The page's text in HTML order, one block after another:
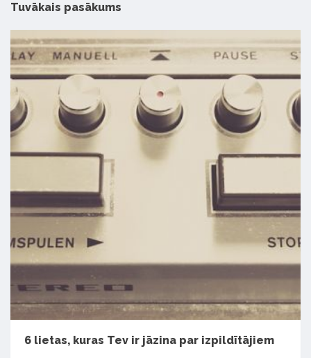
Tuvākais pasākums
6 lietas, kuras Tev ir jāzina par izpildītājiem